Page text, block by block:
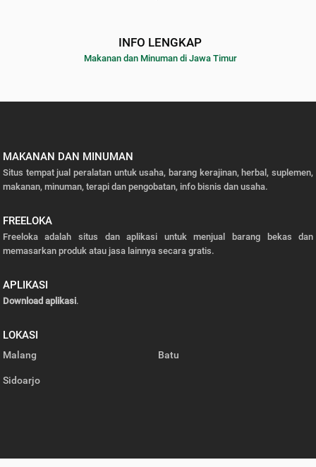
INFO LENGKAP
Makanan dan Minuman di Jawa Timur
MAKANAN DAN MINUMAN
Situs tempat jual peralatan untuk usaha, barang kerajinan, herbal, suplemen,
makanan, minuman, terapi dan pengobatan, info bisnis dan usaha.
FREELOKA
Freeloka adalah situs dan aplikasi untuk menjual barang bekas dan
memasarkan produk atau jasa lainnya secara gratis.
APLIKASI
Download aplikasi.
LOKASI
Malang Batu
Sidoarjo